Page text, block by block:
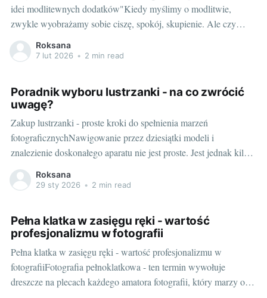
idei modlitewnych dodatków"Kiedy myślimy o modlitwie,
zwykle wyobrażamy sobie ciszę, spokój, skupienie. Ale czy
zastanawialiście się kiedyś, czy naszą duchowość możemy nosić
na nadgarstku? Odpowiedź jest tak prosta, jak zaskakująca:
Roksana
7 lut 2026 • 2 min read
Poradnik wyboru lustrzanki - na co zwrócić
uwagę?
Zakup lustrzanki - proste kroki do spełnienia marzeń
fotograficznychNawigowanie przez dziesiątki modeli i
znalezienie doskonałego aparatu nie jest proste. Jest jednak kilka
prostych kroków, które mogą pomóc Ci w wyborze, czy na
pewno warto zainteresować się lustrzanką, a może lepiej będzie
Roksana
29 sty 2026 • 2 min read
Pełna klatka w zasięgu ręki - wartość
profesjonalizmu w fotografii
Pełna klatka w zasięgu ręki - wartość profesjonalizmu w
fotografiiFotografia pełnoklatkowa - ten termin wywołuje
dreszcze na plecach każdego amatora fotografii, który marzy o